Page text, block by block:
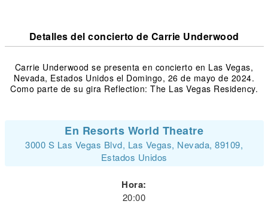
Detalles del concierto de Carrie Underwood
Carrie Underwood se presenta en concierto en Las Vegas,
Nevada, Estados Unidos el Domingo, 26 de mayo de 2024.
Como parte de su gira Reflection: The Las Vegas Residency.
En Resorts World Theatre
3000 S Las Vegas Blvd, Las Vegas, Nevada, 89109,
Estados Unidos
Hora:
20:00